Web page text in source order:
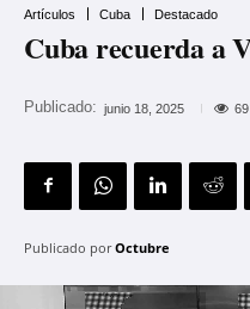
Artículos Cuba Destacado
Cuba recuerda a
Publicado: junio 18, 2025 69
Publicado por Octubre